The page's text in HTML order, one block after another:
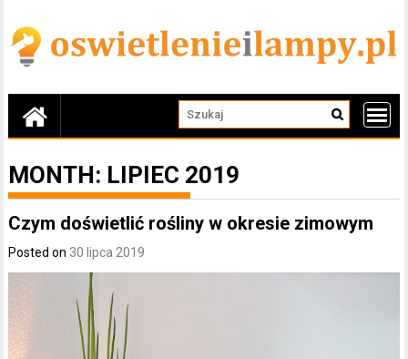
content
MONTH: LIPIEC 2019
Czym doświetlić rośliny w okresie zimowym
Posted on 30 lipca 2019